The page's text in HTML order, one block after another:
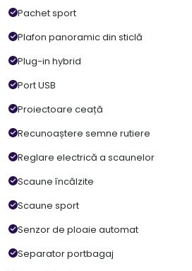
Pachet sport
Plafon panoramic din sticlă
Plug-in hybrid
Port USB
Proiectoare ceață
Recunoaștere semne rutiere
Reglare electrică a scaunelor
Scaune încălzite
Scaune sport
Senzor de ploaie automat
Separator portbagaj